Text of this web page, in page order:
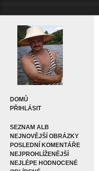
DOMŮ
PŘIHLÁSIT
SEZNAM ALB
NEJNOVĚJŠÍ OBRÁZKY
POSLEDNÍ KOMENTÁŘE
NEJPROHLÍŽENĚJŠÍ
NEJLÉPE HODNOCENÉ